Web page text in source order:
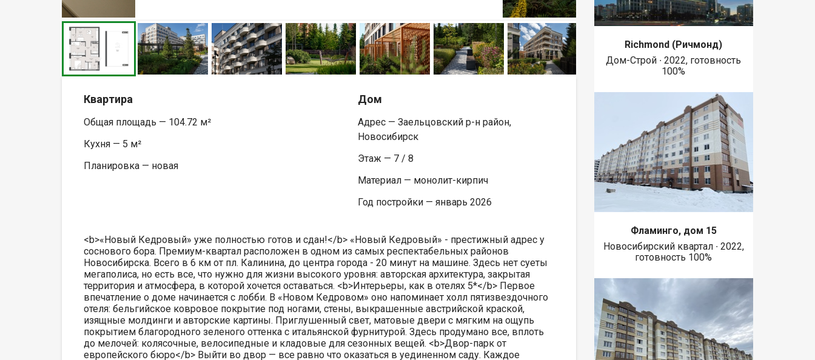
Квартира
Общая площадь — 104.72 м²
Кухня — 5 м²
Планировка — новая
Дом
Адрес — Заельцовский р-н район,
Новосибирск
Этаж — 7 / 8
Материал — монолит-кирпич
Год постройки — январь 2026
<b>«Новый Кедровый» уже полностью готов и сдан!</b> «Новый Кедровый» - престижный адрес у
соснового бора. Премиум-квартал расположен в одном из самых респектабельных районов
Новосибирска. Всего в 6 км от пл. Калинина, до центра города - 20 минут на машине. Здесь нет суеты
мегаполиса, но есть все, что нужно для жизни высокого уровня: авторская архитектура, закрытая
территория и атмосфера, в которой хочется оставаться. <b>Интерьеры, как в отелях 5*</b> Первое
впечатление о доме начинается с лобби. В «Новом Кедровом» оно напоминает холл пятизвездочного
отеля: бельгийское ковровое покрытие под ногами, стены, выкрашенные австрийской краской,
изящные молдинги и авторские картины. Приглушенный свет, матовые двери с мягким на ощупь
покрытием благородного зеленого оттенка с итальянской фурнитурой. Здесь продумано все, вплоть
до мелочей: колясочные, велосипедные и кладовые для сезонных вещей. <b>Двор-парк от
европейского бюро</b> Выйти во двор — все равно что оказаться в уединенном саду. Каждое
Richmond (Ричмонд)
Дом-Строй ∙ 2022, готовность
100%
Фламинго, дом 15
Новосибирский квартал ∙ 2022,
готовность 100%